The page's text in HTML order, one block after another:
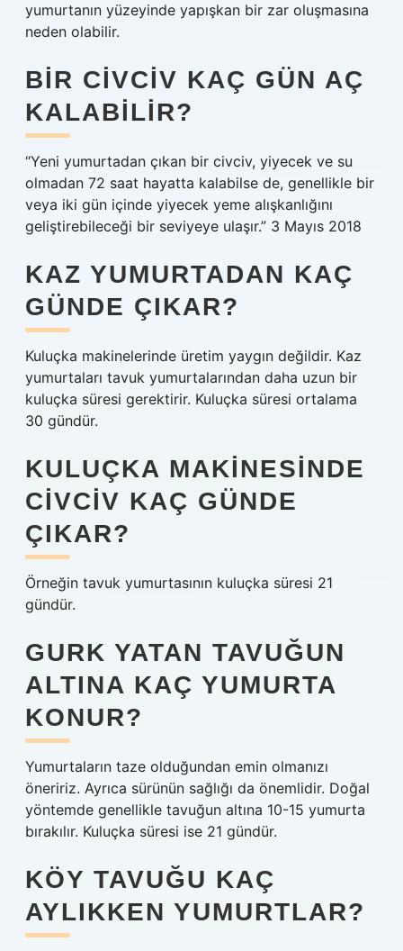
yumurtanın yüzeyinde yapışkan bir zar oluşmasına
neden olabilir.
BIR CIVCIV KAÇ GÜN AÇ
KALABILIR?
“Yeni yumurtadan çıkan bir civciv, yiyecek ve su
olmadan 72 saat hayatta kalabilse de, genellikle bir
veya iki gün içinde yiyecek yeme alışkanlığını
geliştirebileceği bir seviyeye ulaşır.” 3 Mayıs 2018
KAZ YUMURTADAN KAÇ
GÜNDE ÇIKAR?
Kuluçka makinelerinde üretim yaygın değildir. Kaz
yumurtaları tavuk yumurtalarından daha uzun bir
kuluçka süresi gerektirir. Kuluçka süresi ortalama
30 gündür.
KULUÇKA MAKINESINDE
CIVCIV KAÇ GÜNDE
ÇIKAR?
Örneğin tavuk yumurtasının kuluçka süresi 21
gündür.
GURK YATAN TAVUĞUN
ALTINA KAÇ YUMURTA
KONUR?
Yumurtaların taze olduğundan emin olmanızı
öneririz. Ayrıca sürünün sağlığı da önemlidir. Doğal
yöntemde genellikle tavuğun altına 10-15 yumurta
bırakılır. Kuluçka süresi ise 21 gündür.
KÖY TAVUĞU KAÇ
AYLIKKEN YUMURTLAR?